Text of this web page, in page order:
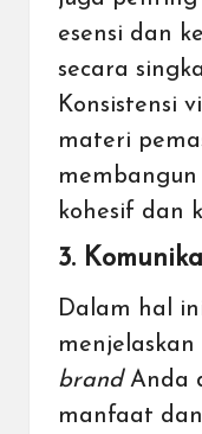
esensi dan
secara
Konsistensi
materi
kohesif dan
3.
Dalam hal
brandAnda
manfaat